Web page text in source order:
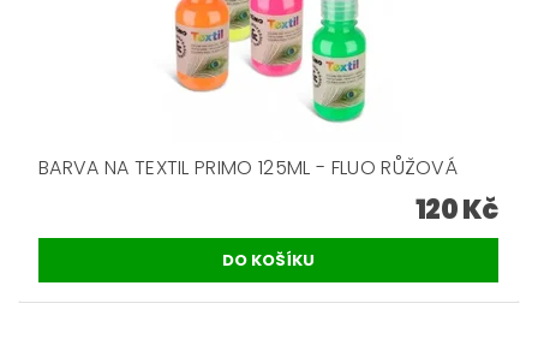
BARVA NA TEXTIL PRIMO 125ML - FLUO RŮŽOVÁ
120 Kč